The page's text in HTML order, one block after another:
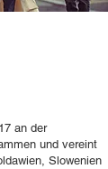
an der
und vereint
Slowenien